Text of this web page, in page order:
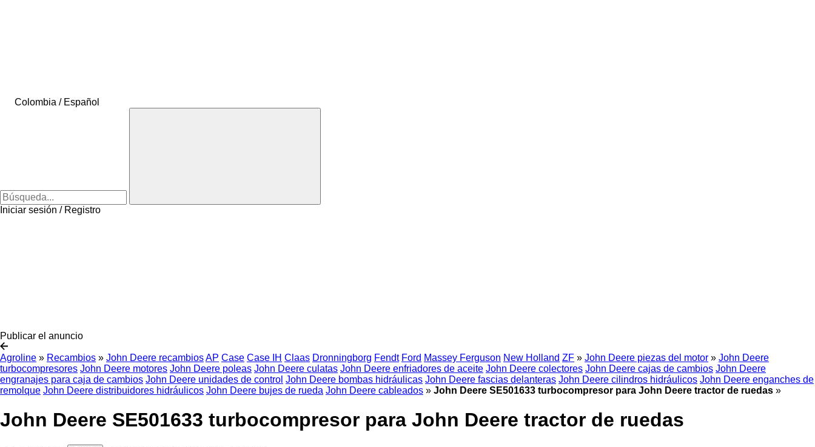
Colombia / Español
Iniciar sesión / Registro
Publicar el anuncio
Agroline » Recambios » John Deere recambiosAP Case Case IH Claas Dronningborg Fendt Ford Massey Ferguson New Holland ZF » John Deere piezas del motor » John Deere
turbocompresores John Deere motores John Deere poleas John Deere culatas John Deere enfriadores de aceite John Deere colectores John Deere cajas de cambios John Deere
engranajes para caja de cambios John Deere unidades de control John Deere bombas hidráulicas John Deere fascias delanteras John Deere cilindros hidráulicos John Deere enganches de
remolque John Deere distribuidores hidráulicos John Deere bujes de rueda John Deere cableados » John Deere SE501633 turbocompresor para John Deere tractor de ruedas »
John Deere SE501633 turbocompresor para John Deere tractor de ruedas